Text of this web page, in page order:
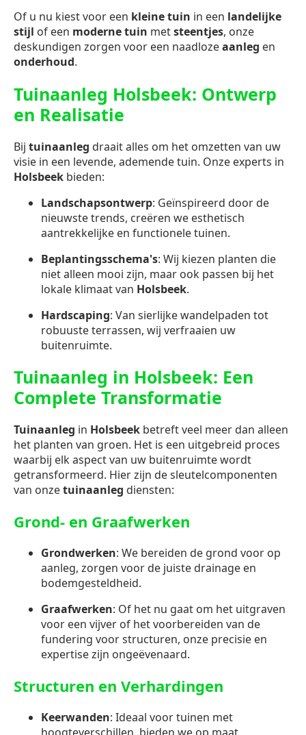
Of u nu kiest voor een kleine tuin in een landelijke
stijl of een moderne tuin metsteentjes, onze
deskundigen zorgen voor een naadlozeaanleg en
onderhoud.
Tuinaanleg Holsbeek: Ontwerp
en Realisatie
Bij tuinaanleg draait alles om het omzetten van uw
visie in een levende, ademende tuin. Onze experts in
Holsbeek bieden:
Landschapsontwerp: Geïnspireerd door de
nieuwste trends, creëren we esthetisch
aantrekkelijke en functionele tuinen.
Beplantingsschema's: Wij kiezen planten die
niet alleen mooi zijn, maar ook passen bij het
lokale klimaat van Holsbeek.
Hardscaping: Van sierlijke wandelpaden tot
robuuste terrassen, wij verfraaien uw
buitenruimte.
Tuinaanleg in Holsbeek: Een
Complete Transformatie
Tuinaanleg in Holsbeek betreft veel meer dan alleen
het planten van groen. Het is een uitgebreid proces
waarbij elk aspect van uw buitenruimte wordt
getransformeerd. Hier zijn de sleutelcomponenten
van onzetuinaanleg diensten:
Grond- en Graafwerken
Grondwerken: We bereiden de grond voor op
aanleg, zorgen voor de juiste drainage en
bodemgesteldheid.
Graafwerken: Of het nu gaat om het uitgraven
voor een vijver of het voorbereiden van de
fundering voor structuren, onze precisie en
expertise zijn ongeëvenaard.
Structuren en Verhardingen
Keerwanden: Ideaal voor tuinen met